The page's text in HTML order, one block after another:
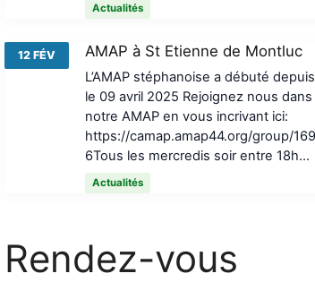
Actualités
12 FÉV AMAP à St Etienne de Montluc
L’AMAP stéphanoise a débuté depuis
le 09 avril 2025 Rejoignez nous dans
notre AMAP en vous incrivant ici:
https://camap.amap44.org/group/
6Tous les mercredis soir entre 18h…
Actualités
Rendez-vous